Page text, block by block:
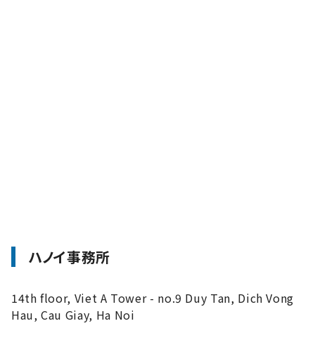
ハノイ事務所
14th floor, Viet A Tower - no.9 Duy Tan, Dich Vong
Hau, Cau Giay, Ha Noi